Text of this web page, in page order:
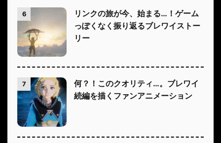
6
リンクの旅が今、始まる…！ゲーム
っぽくなく振り返るブレワイストー
リー
7
何？！このクオリティ…。ブレワイ
続編を描くファンアニメーション